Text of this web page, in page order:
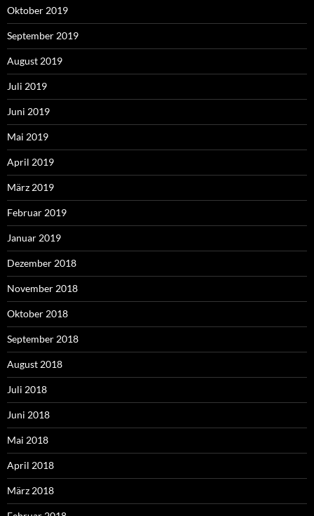
Oktober 2019
September 2019
August 2019
Juli 2019
Juni 2019
Mai 2019
April 2019
März 2019
Februar 2019
Januar 2019
Dezember 2018
November 2018
Oktober 2018
September 2018
August 2018
Juli 2018
Juni 2018
Mai 2018
April 2018
März 2018